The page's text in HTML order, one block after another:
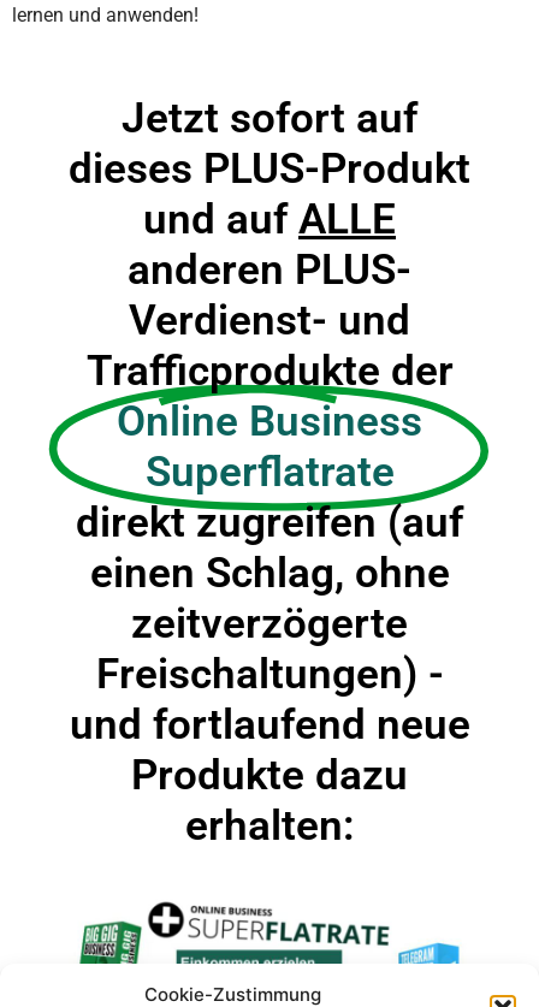
Cookie-Zustimmung
lernen und anwenden!
Jetzt sofort auf
dieses PLUS-Produkt
und aufALLE
anderen PLUS-
Verdienst- und
Trafficprodukte der
Online Business
Superflatrate
direkt zugreifen (auf
einen Schlag, ohne
zeitverzögerte
Freischaltungen) -
und fortlaufend neue
Produkte dazu
erhalten: